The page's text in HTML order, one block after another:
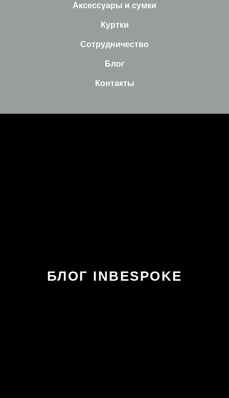
Аксессуары и сумки
Куртки
Сотрудничество
Блог
Контакты
БЛОГ INBESPOKE